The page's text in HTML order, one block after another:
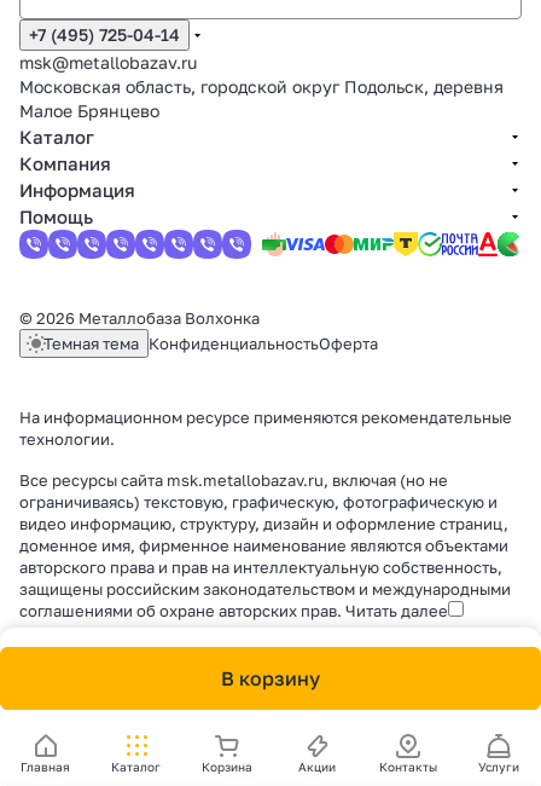
В корзину
Главная Каталог Корзина Акции Контакты Услуги
+7 (495) 725-04-14
msk@metallobazav.ru
Московская область, городской округ Подольск, деревня
Малое Брянцево
Каталог
Компания
Информация
Помощь
© 2026 Металлобаза Волхонка
Темная тема КонфиденциальностьОферта
На информационном ресурсе применяются рекомендательные
технологии.
Все ресурсы сайта msk.metallobazav.ru, включая (но не
ограничиваясь) текстовую, графическую, фотографическую и
видео информацию, структуру, дизайн и оформление страниц,
доменное имя, фирменное наименование являются объектами
авторского права и прав на интеллектуальную собственность,
защищены российским законодательством и международными
соглашениями об охране авторских прав. Читать далее